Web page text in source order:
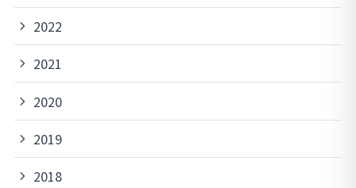
2022
2021
2020
2019
2018